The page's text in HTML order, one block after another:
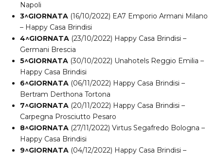
Napoli
3^GIORNATA (16/10/2022) EA7 Emporio Armani Milano
– Happy Casa Brindisi
4^GIORNATA (23/10/2022) Happy Casa Brindisi –
Germani Brescia
5^GIORNATA (30/10/2022) Unahotels Reggio Emilia –
Happy Casa Brindisi
6^GIORNATA (06/11/2022) Happy Casa Brindisi –
Bertram Derthona Tortona
7^GIORNATA (20/11/2022) Happy Casa Brindisi –
Carpegna Prosciutto Pesaro
8^GIORNATA (27/11/2022) Virtus Segafredo Bologna –
Happy Casa Brindisi
9^GIORNATA (04/12/2022) Happy Casa Brindisi –